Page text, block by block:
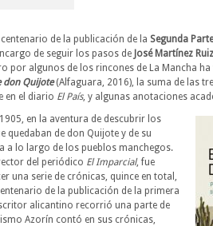
de la publicación de la Segunda
de seguir los pasos de José Martínez
por algunos de los rincones de La Mancha
don Quijote(Alfaguara, 2016), la suma de las
en el diario El País, y algunas anotaciones
en la aventura de descubrir los
quedaban de don Quijote y de su
a lo largo de los pueblos manchegos.
del periódico El Imparcial, fue
una serie de crónicas, quince en total,
de la publicación de la primera
alicantino recorrió una parte de
Azorín contó en sus crónicas,